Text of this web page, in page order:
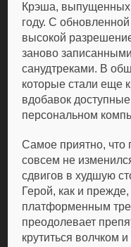
Крэша, выпущенных
году. С
высокой
заново
санудтреками. В
которые стали еще
вдобавок
персональном
Самое приятно, что
совсем не
сдвигов в худшую
Герой, как и
платформенным
преодолевает
крутиться волчком